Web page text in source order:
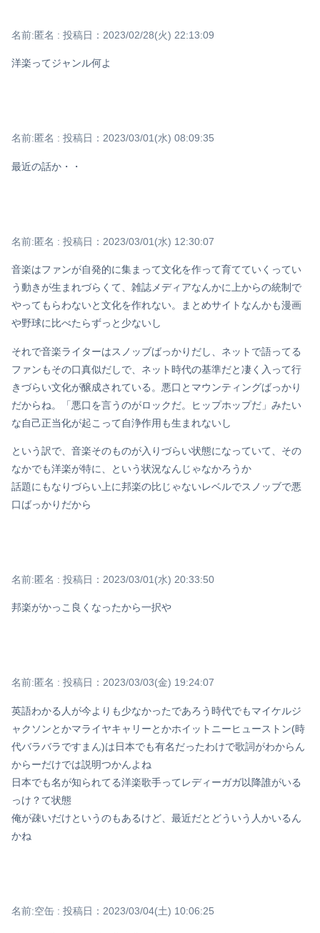
名前:匿名 : 投稿日：2023/02/28(火) 22:13:09
洋楽ってジャンル何よ
名前:匿名 : 投稿日：2023/03/01(水) 08:09:35
最近の話か・・
名前:匿名 : 投稿日：2023/03/01(水) 12:30:07
音楽はファンが自発的に集まって文化を作って育てていくってい
う動きが生まれづらくて、雑誌メディアなんかに上からの統制で
やってもらわないと文化を作れない。まとめサイトなんかも漫画
や野球に比べたらずっと少ないし
それで音楽ライターはスノッブばっかりだし、ネットで語ってる
ファンもその口真似だしで、ネット時代の基準だと凄く入って行
きづらい文化が醸成されている。悪口とマウンティングばっかり
だからね。「悪口を言うのがロックだ。ヒップホップだ」みたい
な自己正当化が起こって自浄作用も生まれないし
という訳で、音楽そのものが入りづらい状態になっていて、その
なかでも洋楽が特に、という状況なんじゃなかろうか
話題にもなりづらい上に邦楽の比じゃないレベルでスノッブで悪
口ばっかりだから
名前:匿名 : 投稿日：2023/03/01(水) 20:33:50
邦楽がかっこ良くなったから一択や
名前:匿名 : 投稿日：2023/03/03(金) 19:24:07
英語わかる人が今よりも少なかったであろう時代でもマイケルジ
ャクソンとかマライヤキャリーとかホイットニーヒューストン(時
代バラバラですまん)は日本でも有名だったわけで歌詞がわからん
からーだけでは説明つかんよね
日本でも名が知られてる洋楽歌手ってレディーガガ以降誰がいる
っけ？て状態
俺が疎いだけというのもあるけど、最近だとどういう人かいるん
かね
名前:空缶 : 投稿日：2023/03/04(土) 10:06:25